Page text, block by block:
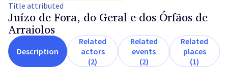
Title attributed
Juízo de Fora, do Geral e dos Órfãos de
Arraiolos
Description
Related
actors
(2)
Related
events
(2)
Related
places
(1)